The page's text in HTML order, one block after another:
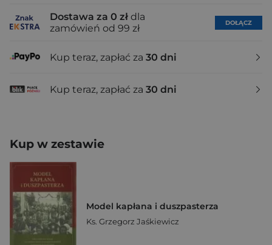
Dostawa za 0 zł dla
zamówień od 99 zł
DOŁĄCZ
Kup teraz, zapłać za 30 dni
Kup teraz, zapłać za 30 dni
Kup w zestawie
Model kapłana i duszpasterza
Ks. Grzegorz Jaśkiewicz